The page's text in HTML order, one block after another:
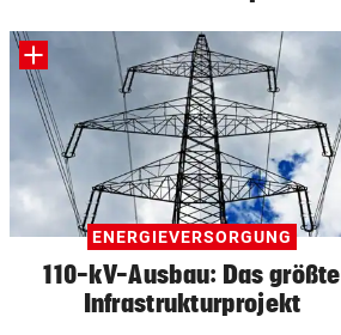
ENERGIEVERSORGUNG
110-kV-Ausbau: Das größte
Infrastrukturprojekt